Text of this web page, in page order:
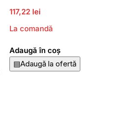
117,22 lei
La comandă
Adaugă în coș
▤Adaugă la ofertă